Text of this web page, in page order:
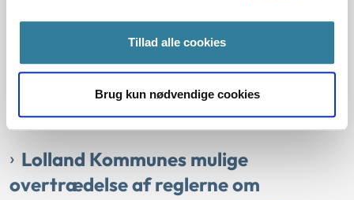
Tillad alle cookies
Brug kun nødvendige cookies
nedlæggelse af folkeskoler. Kommunen havde bl.a.
offentliggjort materialet på de berørte skolers
hjemmesider.
på de berørte skolers hjemmesider var utilstrækkelig, da
den ikke kunne antages at...
Lolland Kommunes mulige
overtrædelse af reglerne om